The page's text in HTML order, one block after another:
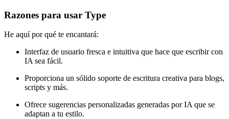
Razones para usar Type
He aquí por qué te encantará:
Interfaz de usuario fresca e intuitiva que hace que escribir con
IA sea fácil.
Proporciona un sólido soporte de escritura creativa para blogs,
scripts y más.
Ofrece sugerencias personalizadas generadas por IA que se
adaptan a tu estilo.